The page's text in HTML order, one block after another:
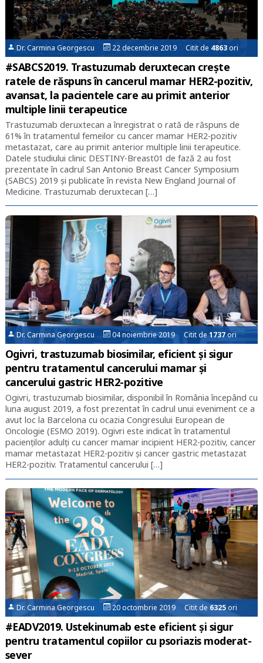
Dr. Carmina Georgescu 22 decembrie 2019 Citit de 4863ori
#SABCS2019. Trastuzumab deruxtecan crește
ratele de răspuns în cancerul mamar HER2-pozitiv,
avansat, la pacientele care au primit anterior
multiple linii terapeutice
Trastuzumab deruxtecan a înregistrat o rată de răspuns de
61% în tratamentul femeilor cu cancer mamar HER2-pozitiv
metastazat, care au primit anterior multiple linii terapeutice.
Datele studiului clinic DESTINY-Breast01 de fază 2 au fost
prezentate în cadrul San Antonio Breast Cancer Symposium
(SABCS) 2019 și publicate în revista New England Journal of
Medicine. Trastuzumab deruxtecan […]
Dr. Carmina Georgescu 04 noiembrie 2019 Citit de1737ori
Ogivri, trastuzumab biosimilar, eficient și sigur
pentru tratamentul cancerului mamar și
cancerului gastric HER2-pozitive
Ogivri, trastuzumab biosimilar, disponibil în România începând cu
luna august 2019, a fost prezentat în cadrul unui eveniment ce a
avut loc la Barcelona cu ocazia Congresului European de
Oncologie (ESMO 2019). Ogivri este indicat în tratamentul
pacienților adulți cu cancer mamar incipient HER2-pozitiv, cancer
mamar metastazat HER2-pozitiv și cancer gastric metastazat
HER2-pozitiv. Tratamentul cancerului […]
Dr. Carmina Georgescu 20 octombrie 2019 Citit de 6325ori
#EADV2019. Ustekinumab este eficient și sigur
pentru tratamentul copiilor cu psoriazis moderat-
sever